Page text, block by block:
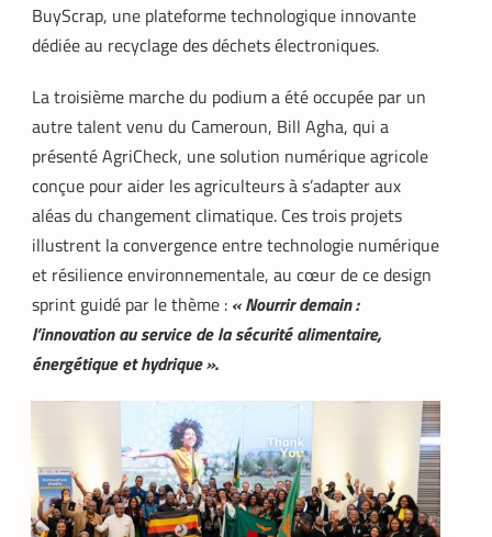
BuyScrap, une plateforme technologique innovante
dédiée au recyclage des déchets électroniques.
La troisième marche du podium a été occupée par un
autre talent venu du Cameroun, Bill Agha, qui a
présenté AgriCheck, une solution numérique agricole
conçue pour aider les agriculteurs à s’adapter aux
aléas du changement climatique. Ces trois projets
illustrent la convergence entre technologie numérique
et résilience environnementale, au cœur de ce design
sprint guidé par le thème : « Nourrir demain :
l’innovation au service de la sécurité alimentaire,
énergétique et hydrique ».